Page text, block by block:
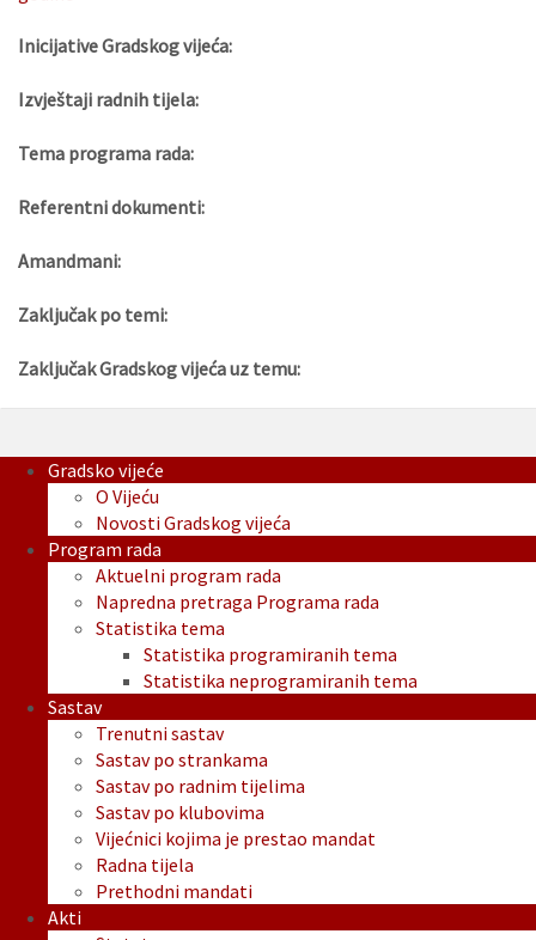
Inicijative Gradskog vijeća:
Izvještaji radnih tijela:
Tema programa rada:
Referentni dokumenti:
Amandmani:
Zaključak po temi:
Zaključak Gradskog vijeća uz temu:
Gradsko vijeće
O Vijeću
Novosti Gradskog vijeća
Program rada
Aktuelni program rada
Napredna pretraga Programa rada
Statistika tema
Statistika programiranih tema
Statistika neprogramiranih tema
Sastav
Trenutni sastav
Sastav po strankama
Sastav po radnim tijelima
Sastav po klubovima
Vijećnici kojima je prestao mandat
Radna tijela
Prethodni mandati
Akti